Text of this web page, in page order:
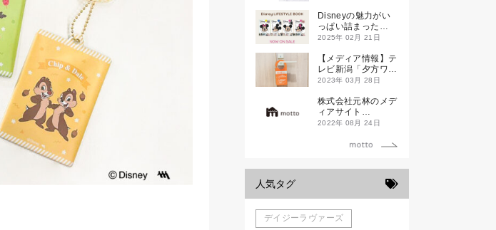
ス）」誕生。
Disneyの魅力がい
っぱい詰まった
『Disney
』が2月21日(金)に
新発売！
2025年 02月 21日
【メディア情報】テ
レビ新潟「夕方ワイ
ド新潟一番」
2023年 03月 28日
株式会社元林のメデ
ィアサイト
「motto」がローン
2022年 08月 24日
人気タグ
デイジーラヴァーズ